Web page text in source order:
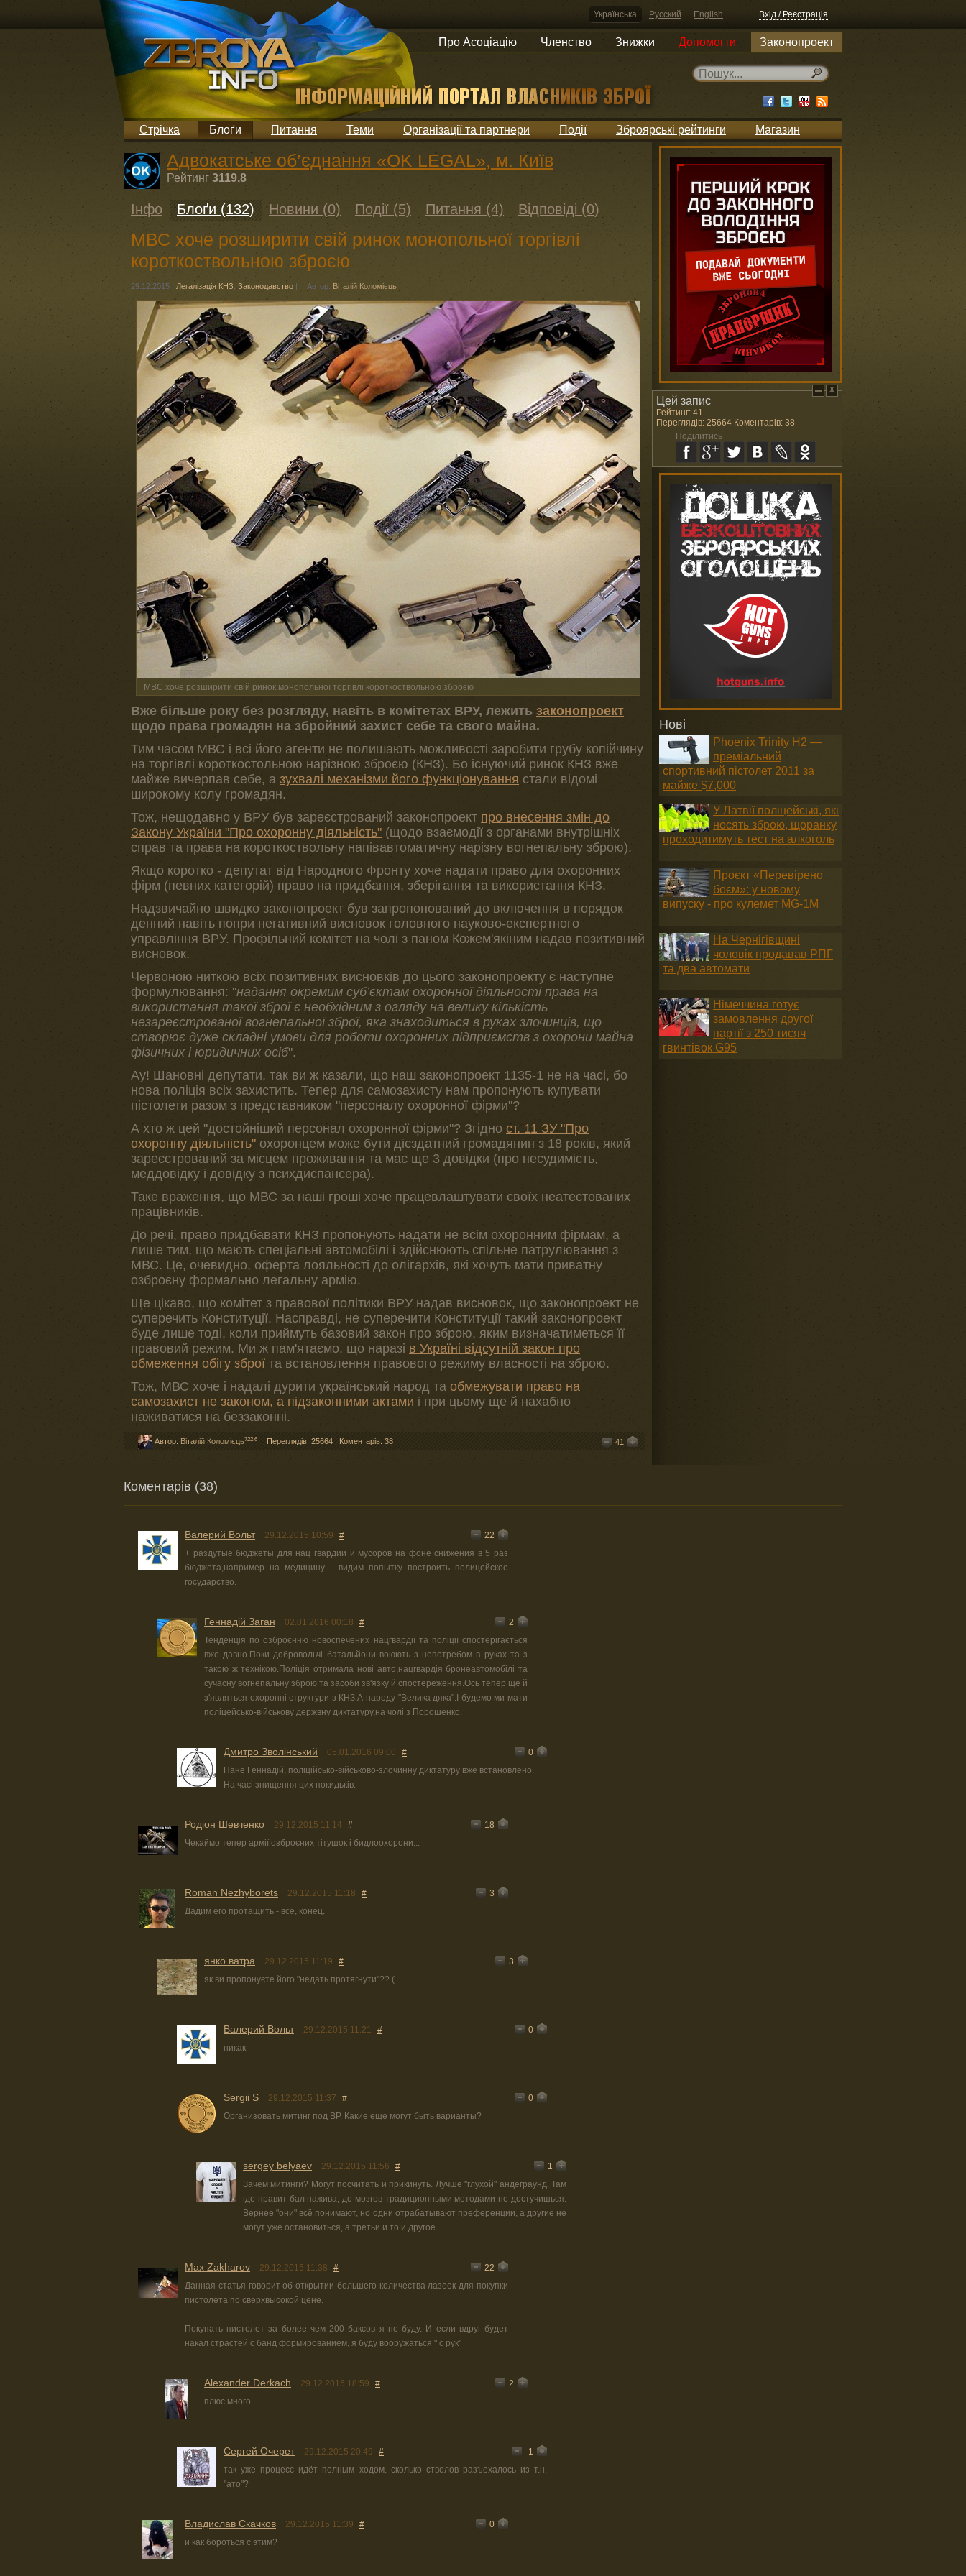
Українська Русский English Вхід / Реєстрація
Про Асоціацію Членство Знижки Допомогти Законопроект
Стрічка Блоґи Питання Теми Організації та партнери Події Зброярські рейтинги Магазин
Адвокатське об’єднання «OK LEGAL», м. Київ
Рейтинг 3119,8
Інфо Блоґи (132) Новини (0) Події (5) Питання (4) Відповіді (0)
МВС хоче розширити свій ринок монопольної торгівлі
короткоствольною зброєю
29.12.2015 | Легалізація КНЗ Законодавство | Автор: Віталій Коломієць
МВС хоче розширити свій ринок монопольної торгівлі короткоствольною зброєю
Вже більше року без розгляду, навіть в комітетах ВРУ, лежить законопроект
щодо права громадян на збройний захист себе та свого майна.
Тим часом МВС і всі його агенти не полишають можливості заробити грубу копійчину
на торгівлі короткостольною нарізною зброєю (КНЗ). Бо існуючий ринок КНЗ вже
майже вичерпав себе, а зухвалі механізми його функціонування стали відомі
широкому колу громадян.
Тож, нещодавно у ВРУ був зареєстрований законопроект про внесення змін до
Закону України "Про охоронну діяльність" (щодо взаємодії з органами внутрішніх
справ та права на короткоствольну напівавтоматичну нарізну вогнепальну зброю).
Якщо коротко - депутат від Народного Фронту хоче надати право для охоронних
фірм (певних категорій) право на придбання, зберігання та використання КНЗ.
Надзвичайно швидко законопроект був запропонований до включення в порядок
денний навіть попри негативний висновок головного науково-експертного
управління ВРУ. Профільний комітет на чолі з паном Кожем'якіним надав позитивний
висновок.
Червоною ниткою всіх позитивних висновків до цього законопроекту є наступне
формулювання: "надання окремим суб’єктам охоронної діяльності права на
використання такої зброї є необхідним з огляду на велику кількість
незареєстрованої вогнепальної зброї, яка знаходиться в руках злочинців, що
створює дуже складні умови для роботи охоронних підприємств з охорони майна
фізичних і юридичних осіб".
Ау! Шановні депутати, так ви ж казали, що наш законопроект 1135-1 не на часі, бо
нова поліція всіх захистить. Тепер для самозахисту нам пропонують купувати
пістолети разом з представником "персоналу охоронної фірми"?
А хто ж цей "достойніший персонал охоронної фірми"? Згідно ст. 11 ЗУ "Про
охоронну діяльність" охоронцем може бути дієздатний громадянин з 18 років, який
зареєстрований за місцем проживання та має ще 3 довідки (про несудимість,
меддовідку і довідку з психдиспансера).
Таке враження, що МВС за наші гроші хоче працевлаштувати своїх неатестованих
працівників.
До речі, право придбавати КНЗ пропонують надати не всім охоронним фірмам, а
лише тим, що мають спеціальні автомобілі і здійснюють спільне патрулювання з
МВС. Це, очевидно, оферта лояльності до олігархів, які хочуть мати приватну
озброєну формально легальну армію.
Ще цікаво, що комітет з правової політики ВРУ надав висновок, що законопроект не
суперечить Конституції. Насправді, не суперечити Конституції такий законопроект
буде лише тоді, коли приймуть базовий закон про зброю, яким визначатиметься її
правовий режим. Ми ж пам'ятаємо, що наразі в Україні відсутній закон про
обмеження обігу зброї та встановлення правового режиму власності на зброю.
Тож, МВС хоче і надалі дурити український народ та обмежувати право на
самозахист не законом, а підзаконними актами і при цьому ще й нахабно
наживатися на беззаконні.
Автор: Віталій Коломієць722,6 Переглядів: 25664 Коментарів: 38 41
Нові
Phoenix Trinity H2 —
преміальний
спортивний пістолет 2011 за
майже $7,000
У Латвії поліцейські, які
носять зброю, щоранку
проходитимуть тест на алкоголь
Проєкт «Перевірено
боєм»: у новому
випуску - про кулемет MG-1М
На Чернігівщині
чоловік продавав РПГ
та два автомати
Німеччина готує
замовлення другої
партії з 250 тисяч
гвинтівок G95
Цей запис
Рейтинг: 41
Переглядів: 25664 Коментарів: 38
Поділитись
Коментарів (38)
Валерий Вольт 29.12.2015 10:59 #
22
+ раздутые бюджеты для нац гвардии и мусоров на фоне снижения в 5 раз
бюджета,например на медицину - видим попытку построить полицейское
государство.
Геннадій Заган 02.01.2016 00:18 #
2
Тенденція по озброєнню новоспечених нацгвардії та поліції спостерігається
вже давно.Поки добровольчі батальйони воюють з непотребом в руках та з
такою ж технікою.Поліція отримала нові авто,нацгвардія бронеавтомобілі та
сучасну вогнепальну зброю та засоби зв'язку й спостереження.Ось тепер ще й
з'являться охоронні структури з КНЗ.А народу "Велика дяка".І будемо ми мати
поліцейсько-військову держвну диктатуру,на чолі з Порошенко.
Дмитро Зволінський 05.01.2016 09:00 #
0
Пане Геннадій, поліційсько-військово-злочинну диктатуру вже встановлено.
На часі знищення цих покидьків.
Родіон Шевченко 29.12.2015 11:14 #
18
Чекаймо тепер армії озброєних тітушок і бидлоохорони...
Roman Nezhyborets 29.12.2015 11:18 #
3
Дадим его протащить - все, конец.
янко ватра 29.12.2015 11:19 #
3
як ви пропонуєте його "недать протягнути"?? (
Валерий Вольт 29.12.2015 11:21 #
0
никак
Sergii S 29.12.2015 11:37 #
0
Организовать митинг под ВР. Какие еще могут быть варианты?
sergey belyaev 29.12.2015 11:56 #
1
Зачем митинги? Могут посчитать и прикинуть. Лучше "глухой" андеграунд. Там
где правит бал нажива, до мозгов традиционными методами не достучишься.
Вернее "они" всё понимают, но одни отрабатывают преференции, а другие не
могут уже остановиться, а третьи и то и другое.
Max Zakharov 29.12.2015 11:38 #
22
Данная статья говорит об открытии большего количества лазеек для покупки
пистолета по сверхвысокой цене.
Покупать пистолет за более чем 200 баксов я не буду. И если вдруг будет
накал страстей с банд формированием, я буду вооружаться " с рук"
Alexander Derkach 29.12.2015 18:59 #
2
плюс много.
Сергей Очерет 29.12.2015 20:49 #
-1
так уже процесс идёт полным ходом. сколько стволов разъехалось из т.н.
"ато"?
Владислав Скачков 29.12.2015 11:39 #
0
и как бороться с этим?